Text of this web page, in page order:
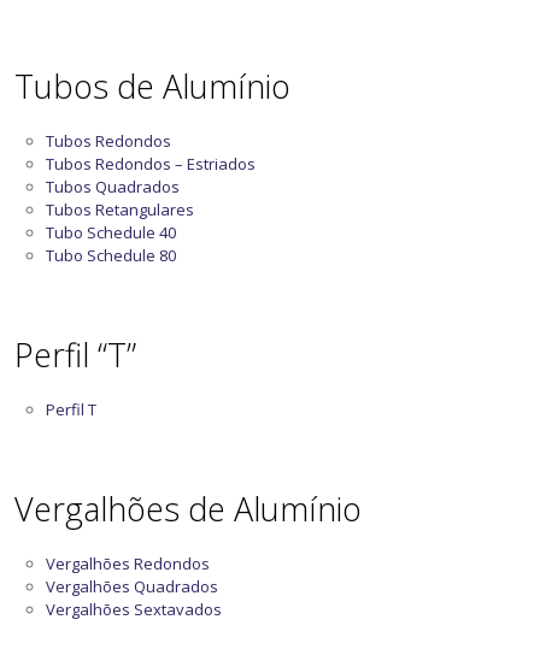
Tubos de Alumínio
Tubos Redondos
Tubos Redondos – Estriados
Tubos Quadrados
Tubos Retangulares
Tubo Schedule 40
Tubo Schedule 80
Perfil “T”
Perfil T
Vergalhões de Alumínio
Vergalhões Redondos
Vergalhões Quadrados
Vergalhões Sextavados